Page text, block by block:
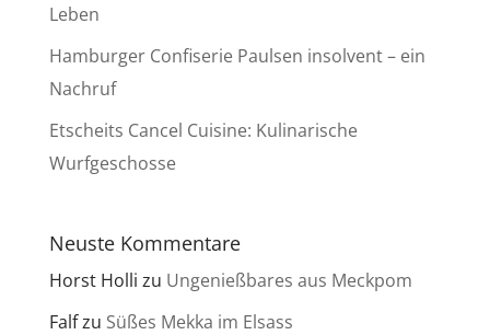
Leben
Hamburger Confiserie Paulsen insolvent – ein
Nachruf
Etscheits Cancel Cuisine: Kulinarische
Wurfgeschosse
Neuste Kommentare
Horst Holli zu Ungenießbares aus Meckpom
Falfzu Süßes Mekka im Elsass